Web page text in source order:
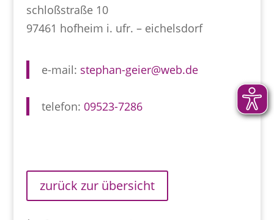
schloßstraße 10
97461 hofheim i. ufr. – eichelsdorf
e-mail: stephan-geier@web.de
telefon: 09523-7286
zurück zur übersicht